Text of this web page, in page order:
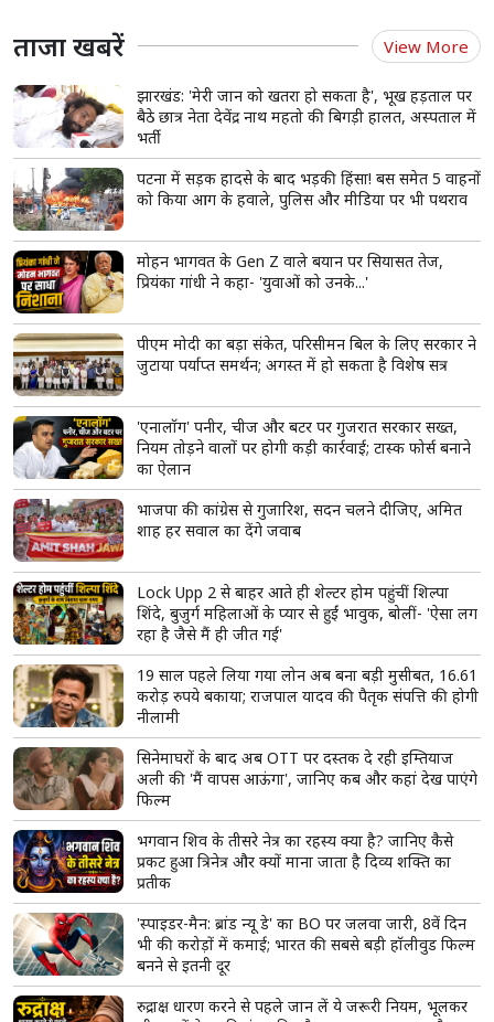
बारिश के मौसम में ग्लोइंग स्किन चाहिए? अपनाएं ब्लू
स्किन केयर का ये वायरल ब्यूटी ट्रेंड
मानसून में स्किन चिपचिपी और पिंपल्स वाली हो जाती है
ब्लू स्किन केयर से ठंडक और हाइड्रेशन मिलता है
#BlueSkincare ट्रेंड युवाओं में वायरल है
read more
ताजा खबरें
झारखंड: 'मेरी जान को खतरा हो सकता है', भूख हड़ताल पर
बैठे छात्र नेता देवेंद्र नाथ महतो की बिगड़ी हालत, अस्पताल में
भर्ती
पटना में सड़क हादसे के बाद भड़की हिंसा! बस समेत 5 वाहनों
को किया आग के हवाले, पुलिस और मीडिया पर भी पथराव
मोहन भागवत के Gen Z वाले बयान पर सियासत तेज,
प्रियंका गांधी ने कहा- 'युवाओं को उनके...'
पीएम मोदी का बड़ा संकेत, परिसीमन बिल के लिए सरकार ने
जुटाया पर्याप्त समर्थन; अगस्त में हो सकता है विशेष सत्र
'एनालॉग' पनीर, चीज और बटर पर गुजरात सरकार सख्त,
नियम तोड़ने वालों पर होगी कड़ी कार्रवाई; टास्क फोर्स बनाने
का ऐलान
भाजपा की कांग्रेस से गुजारिश, सदन चलने दीजिए, अमित